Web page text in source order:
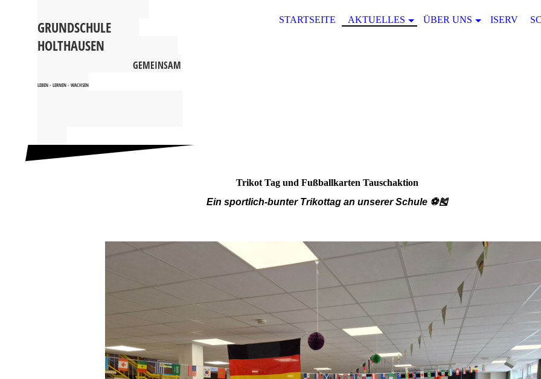
STARTSEITE AKTUELLES ÜBER UNS ISERV
GRUNDSCHULE
HOLTHAUSEN
GEMEINSAM
LEBEN - LERNEN - WACHSEN
Trikot Tag und Fußballkarten Tauschaktion
Ein sportlich-bunter Trikottag an unserer Schule ⚽🎽